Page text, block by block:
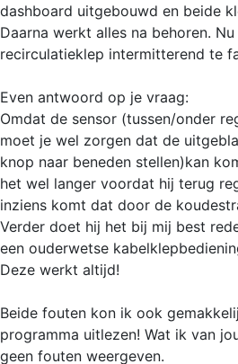
dashboard uitgebouwd en beide
Daarna werkt alles na behoren.
recirculatieklep intermitterend te
Even antwoord op je vraag:
Omdat de sensor (tussen/onder
moet je wel zorgen dat de
knop naar beneden stellen)kan
het wel langer voordat hij terug
inziens komt dat door de
Verder doet hij het bij mij best
een ouderwetse
Deze werkt altijd!
Beide fouten kon ik ook
programma uitlezen! Wat ik van
geen fouten weergeven.